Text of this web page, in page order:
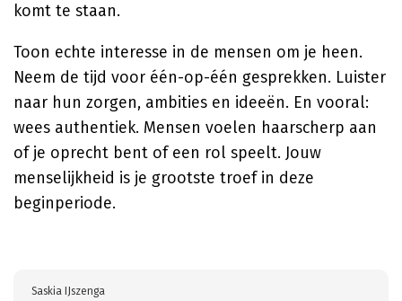
komt te staan.
Toon echte interesse in de mensen om je heen.
Neem de tijd voor één-op-één gesprekken. Luister
naar hun zorgen, ambities en ideeën. En vooral:
wees authentiek. Mensen voelen haarscherp aan
of je oprecht bent of een rol speelt. Jouw
menselijkheid is je grootste troef in deze
beginperiode.
Saskia IJszenga